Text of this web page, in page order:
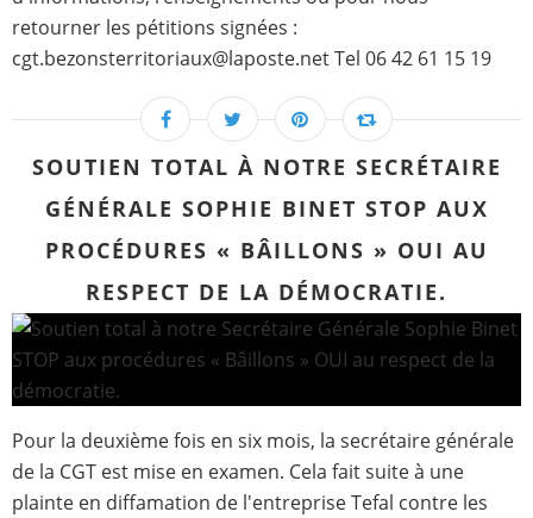
retourner les pétitions signées :
cgt.bezonsterritoriaux@laposte.net Tel 06 42 61 15 19
SOUTIEN TOTAL À NOTRE SECRÉTAIRE
GÉNÉRALE SOPHIE BINET STOP AUX
PROCÉDURES « BÂILLONS » OUI AU
RESPECT DE LA DÉMOCRATIE.
Pour la deuxième fois en six mois, la secrétaire générale
de la CGT est mise en examen. Cela fait suite à une
plainte en diffamation de l'entreprise Tefal contre les